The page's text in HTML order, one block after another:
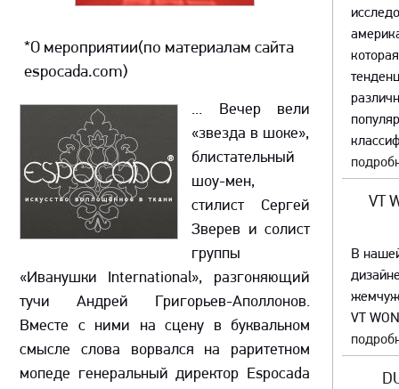
*О мероприятии(по материалам сайта
espocada.com)
... Вечер вели
«звезда в шоке»,
блистательный
шоу-мен,
стилист Сергей
Зверев и солист
группы
«Иванушки International», разгоняющий
тучи Андрей Григорьев-Аполлонов.
Вместе с ними на сцену в буквальном
смысле слова ворвался на раритетном
мопеде генеральный директор Espocada
VT
В
VT